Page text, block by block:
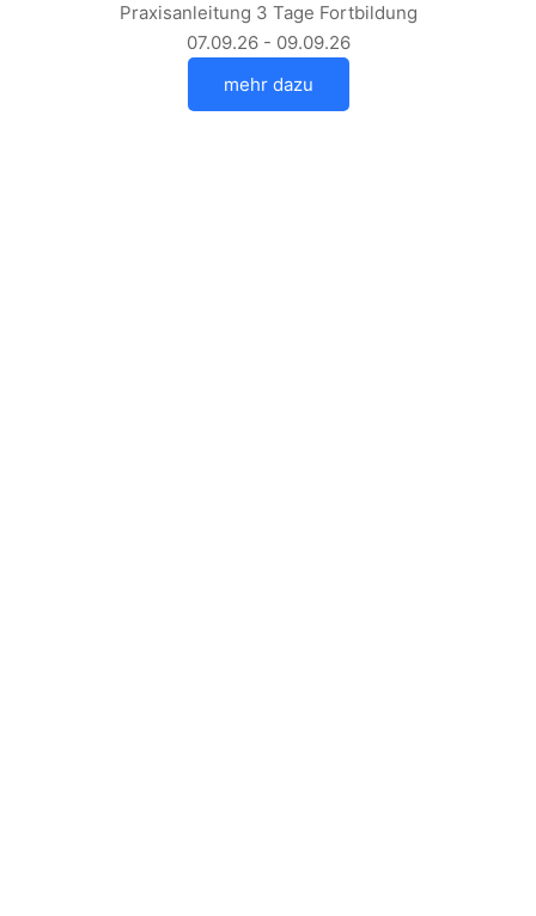
Praxisanleitung 3 Tage Fortbildung
07.09.26 - 09.09.26
mehr dazu